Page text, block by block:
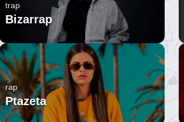
trap
Bizarrap
rap
Ptazeta